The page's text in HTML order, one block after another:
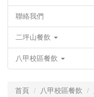
聯絡我們
二坪山餐飲
八甲校區餐飲
首頁 八甲校區餐飲